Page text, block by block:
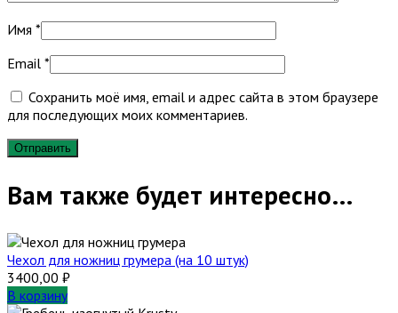
Имя *
Email *
Сохранить моё имя, email и адрес сайта в этом браузере
для последующих моих комментариев.
Вам также будет интересно…
Чехол для ножниц грумера (на 10 штук)
3400,00 ₽
В корзину